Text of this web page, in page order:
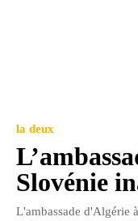
la deux
Slovénie
L'ambassade d'Algérie